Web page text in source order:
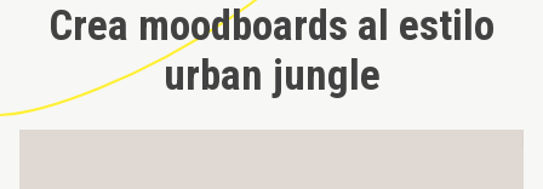
Crea moodboards al estilo
urban jungle